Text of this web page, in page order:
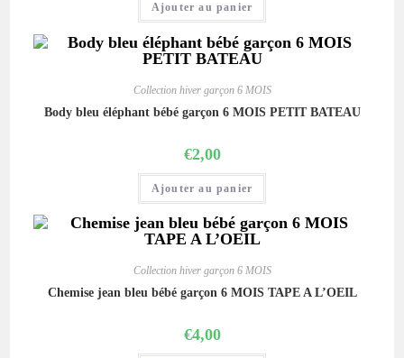
Ajouter au panier
Collection hiver garçon 6 MOIS
Body bleu éléphant bébé garçon 6 MOIS PETIT BATEAU
€2,00
Ajouter au panier
Collection hiver garçon 6 MOIS
Chemise jean bleu bébé garçon 6 MOIS TAPE A L’OEIL
€4,00